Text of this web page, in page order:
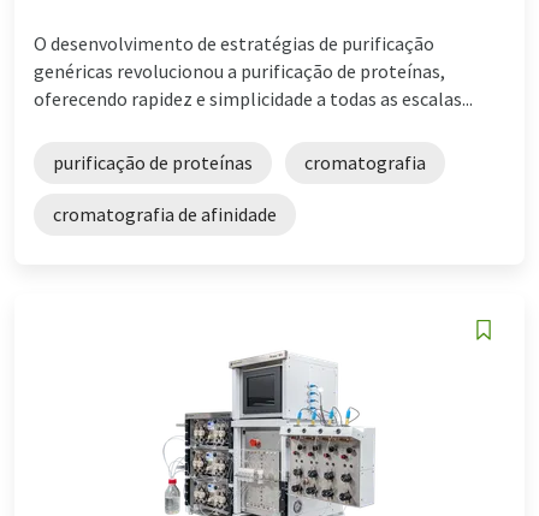
O desenvolvimento de estratégias de purificação
genéricas revolucionou a purificação de proteínas,
oferecendo rapidez e simplicidade a todas as escalas...
purificação de proteínas cromatografia
cromatografia de afinidade